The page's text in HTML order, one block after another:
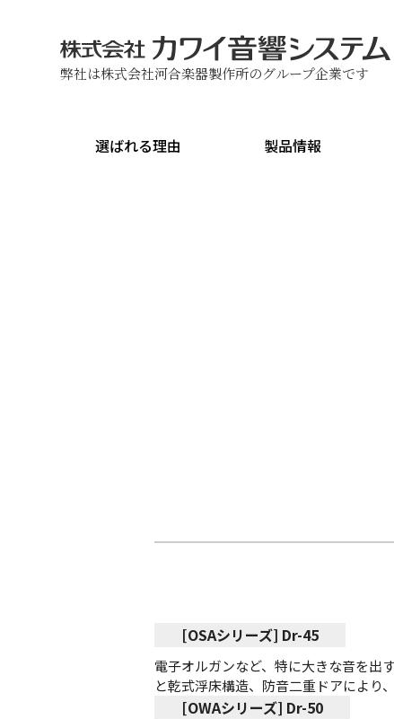
弊社は株式会社河合楽器製作所のグループ企業です
選ばれる理由 製品情報
[OSAシリーズ] Dr-45
電子オルガンなど、特に大きな音を出
と乾式浮床構造、防音二重ドアにより
[OWAシリーズ] Dr-50